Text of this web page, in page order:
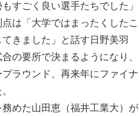
すごく良い選手たちでした」
は「大学ではまったくしたこ
きました」と話す日野美羽
の要所で決まるようになり、
ラウンド、再来年にファイナ
めた山田恵（福井工業大）が